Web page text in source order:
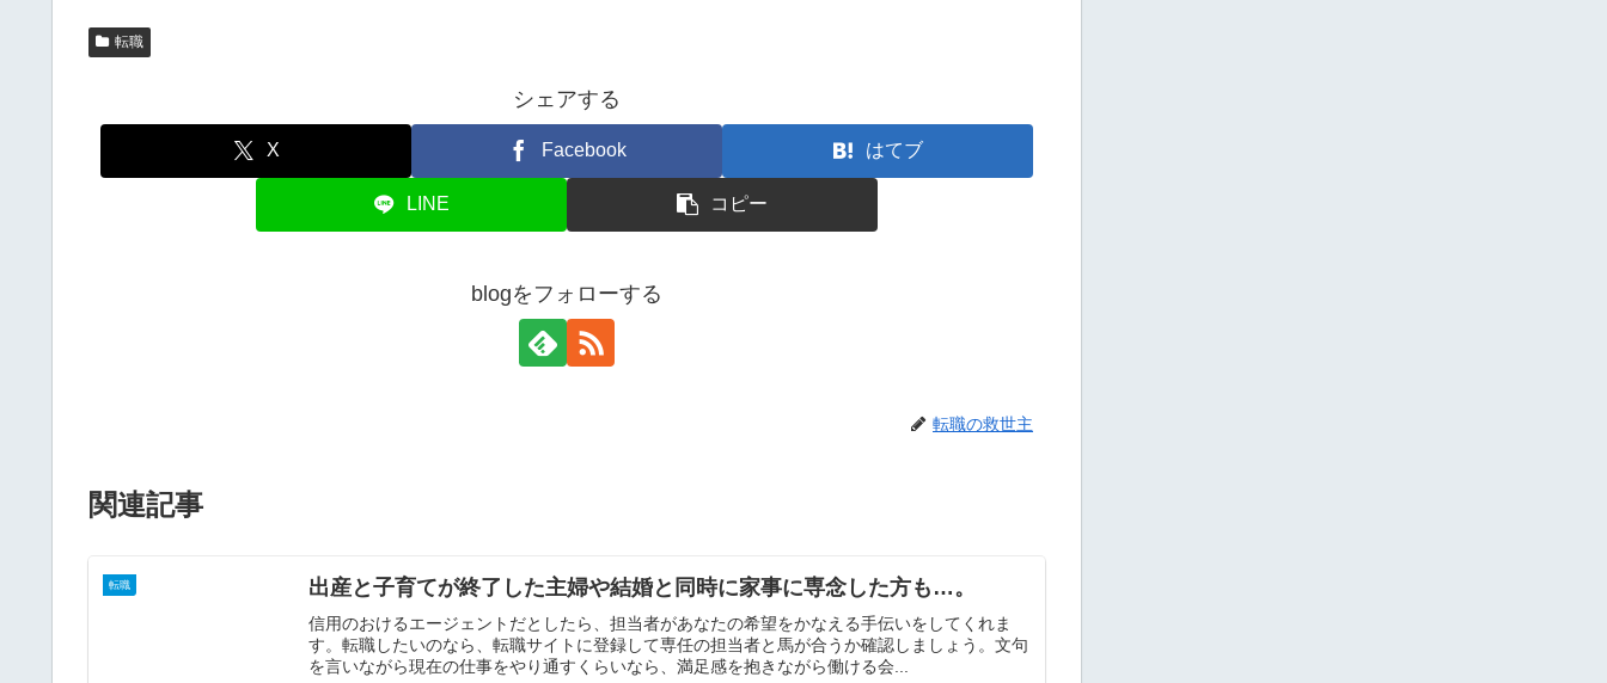
転職
シェアする
X Facebook はてブ
LINE コピー
blogをフォローする
転職の救世主
関連記事
転職 出産と子育てが終了した主婦や結婚と同時に家事に専念した方も…。
信用のおけるエージェントだとしたら、担当者があなたの希望をかなえる手伝いをしてくれま
す。転職したいのなら、転職サイトに登録して専任の担当者と馬が合うか確認しましょう。文句
を言いながら現在の仕事をやり通すくらいなら、満足感を抱きながら働ける会...